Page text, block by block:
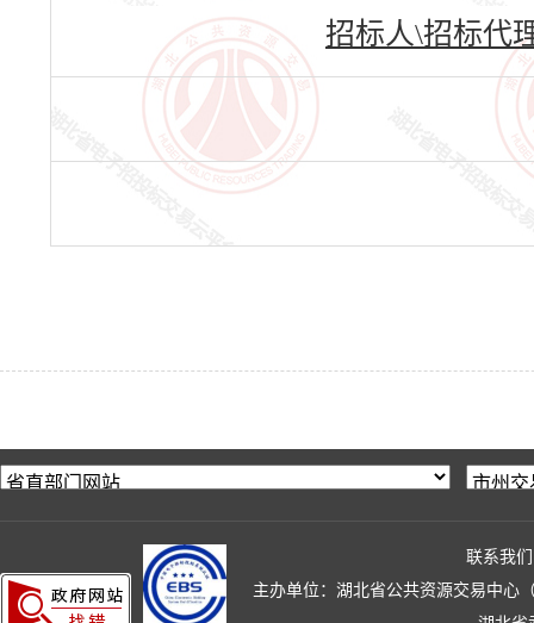
招标人\招标代
联系我们
主办单位：湖北省公共资源交易中心